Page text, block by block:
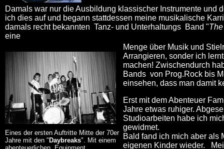
Damals war nur die Ausbildung klassischer Instrumente und
ich dies auf und begann stattdessen meine musikalische
damals recht bekannten Tanz- und Unterhaltungs Band "
eine
Eines der ersten Auftritte Mitte der 70er
Jahre mit den " Daybreaks". Mit einem
Menge über Musik und
Arrangieren, sonder ich
machen! Zwischendurch
Bands von Prog.Rock bis
einsehen, dass man damit
Erst mit dem Abenteuer
Jahre etwas ruhiger.
Studioarbeiten habe ich
gewidmet.
Bald fand ich mich aber als
eigenen Kinder wieder.